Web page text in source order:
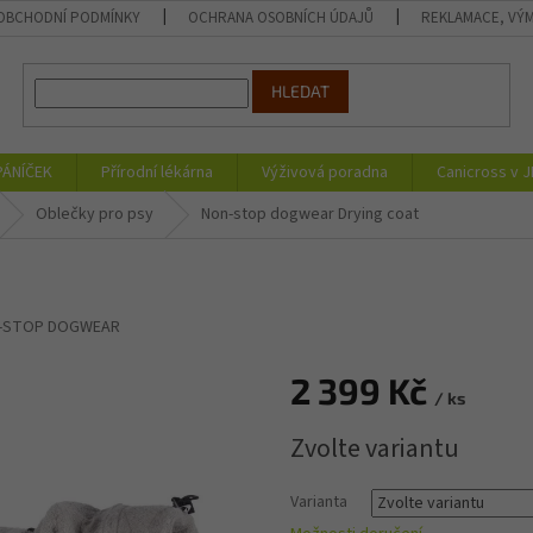
PODMÍNKY OCHRANA OSOBNÍCH ÚDAJŮ REKLAMACE,
HLEDAT
Přírodní lékárna Výživová poradna Canicross v
Oblečky pro psy Non-stop dogwear Drying coat
DOGWEAR
2 399 Kč / ks
cena:
Zvolte variantu
Varianta